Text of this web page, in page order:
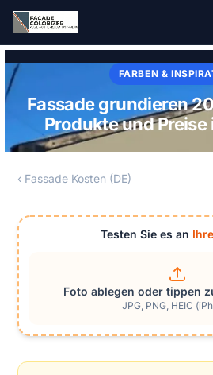
Zum Hauptinhalt springen
FARBEN &
Fassade grundieren
Produkte und Preise
‹ Fassade Kosten (DE)
Testen Sie es an
Foto ablegen oder tippen
JPG, PNG, HEIC